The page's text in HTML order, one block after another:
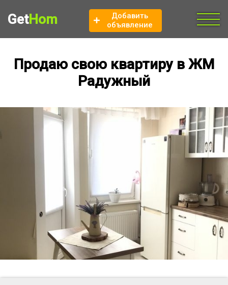
GetHom
Добавить
объявление
Продаю свою квартиру в ЖМ
Радужный